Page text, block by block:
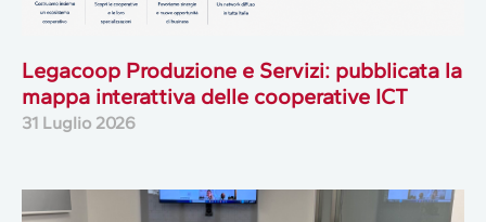
Legacoop Produzione e Servizi: pubblicata la
mappa interattiva delle cooperative ICT
31 Luglio 2026